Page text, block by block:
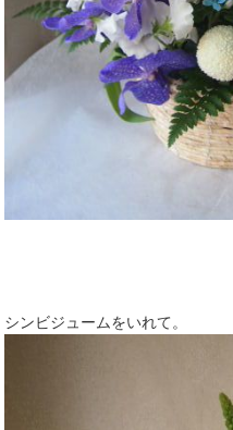
シンビジュームをいれて。